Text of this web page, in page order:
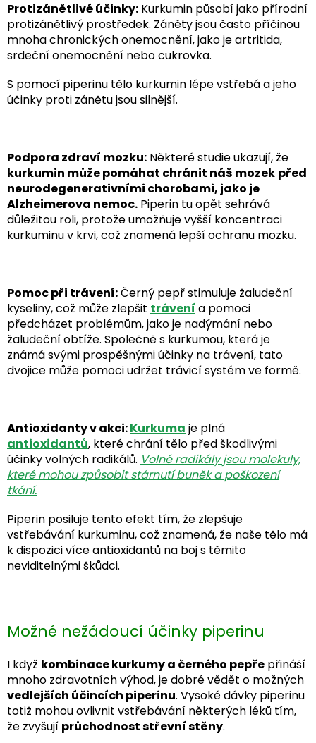
Protizánětlivé účinky: Kurkumin působí jako přírodní
protizánětlivý prostředek. Záněty jsou často příčinou
mnoha chronických onemocnění, jako je artritida,
srdeční onemocnění nebo cukrovka.
S pomocí piperinu tělo kurkumin lépe vstřebá a jeho
účinky proti zánětu jsou silnější.
Podpora zdraví mozku: Některé studie ukazují, že
kurkumin může pomáhat chránit náš mozek před
neurodegenerativními chorobami, jako je
Alzheimerova nemoc. Piperin tu opět sehrává
důležitou roli, protože umožňuje vyšší koncentraci
kurkuminu v krvi, což znamená lepší ochranu mozku.
Pomoc při trávení:Černý pepř stimuluje žaludeční
kyseliny, což může zlepšit trávení a pomoci
předcházet problémům, jako je nadýmání nebo
žaludeční obtíže. Společně s kurkumou, která je
známá svými prospěšnými účinky na trávení, tato
dvojice může pomoci udržet trávicí systém ve formě.
Antioxidanty v akci:Kurkuma je plná
antioxidantů, které chrání tělo před škodlivými
účinky volných radikálů. Volné radikály jsou molekuly,
které mohou způsobit stárnutí buněk a poškození
tkání.
Piperin posiluje tento efekt tím, že zlepšuje
vstřebávání kurkuminu, což znamená, že naše tělo má
k dispozici více antioxidantů na boj s těmito
neviditelnými škůdci.
Možné nežádoucí účinky piperinu
I když kombinace kurkumy a černého pepře přináší
mnoho zdravotních výhod, je dobré vědět o možných
vedlejších účincích piperinu. Vysoké dávky piperinu
totiž mohou ovlivnit vstřebávání některých léků tím,
že zvyšují průchodnost střevní stěny.